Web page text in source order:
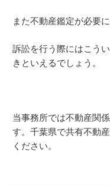
また不動産鑑定が必要
訴訟を行う際にはこう
きといえるでしょう。
当事務所では不動産関
す。千葉県で共有不動
ください。